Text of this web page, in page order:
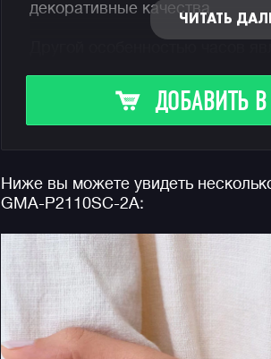
декоративные качества.
раскрывает данный корпус,
изысканности и элегантности,
переливами и бликами на
мужской серии джишоковGA-
оптимально выглядеть даже
11.3 миллиметра, что на
абсолютным рекордом среди
Модуль часов защищает
корпус, а циферблат покрыт
минеральным стеклом.
ЧИТАТЬ
ДОБАВИТЬ
Ниже вы можете увидеть
GMA-P2110SC-2A: